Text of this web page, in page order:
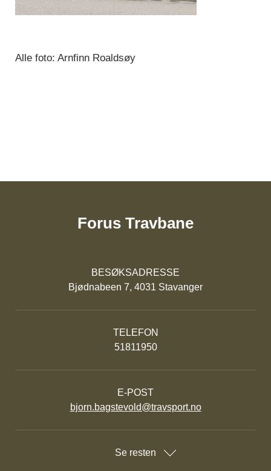
Alle foto: Arnfinn Roaldsøy
Forus Travbane
BESØKSADRESSE
Bjødnabeen 7, 4031 Stavanger
TELEFON
51811950
E-POST
bjorn.bagstevold@travsport.no
Se resten